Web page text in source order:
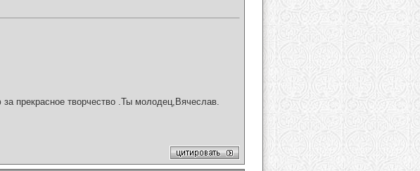
прекрасное творчество .Ты молодец,Вячеслав.